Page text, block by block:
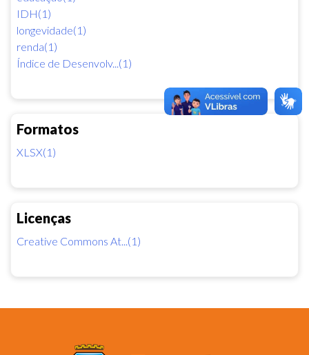
IDH(1)
longevidade(1)
renda(1)
Índice de Desenvolv...(1)
Formatos
XLSX(1)
Licenças
Creative Commons At...(1)